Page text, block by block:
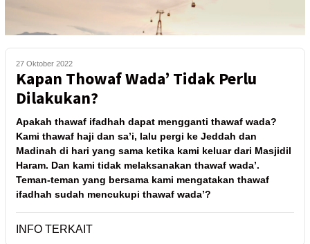
27 Oktober 2022
Kapan Thowaf Wada’ Tidak Perlu
Dilakukan?
Apakah thawaf ifadhah dapat mengganti thawaf wada?
Kami thawaf haji dan sa’i, lalu pergi ke Jeddah dan
Madinah di hari yang sama ketika kami keluar dari Masjidil
Haram. Dan kami tidak melaksanakan thawaf wada’.
Teman-teman yang bersama kami mengatakan thawaf
ifadhah sudah mencukupi thawaf wada’?
INFO TERKAIT